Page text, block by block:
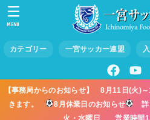
カテゴリー 一宮サッカー連盟
MENU
【事務局からのお知らせ】 8月11日(火)
きます。
8月休業日のお知らせ
詳
火・水曜日 営業時